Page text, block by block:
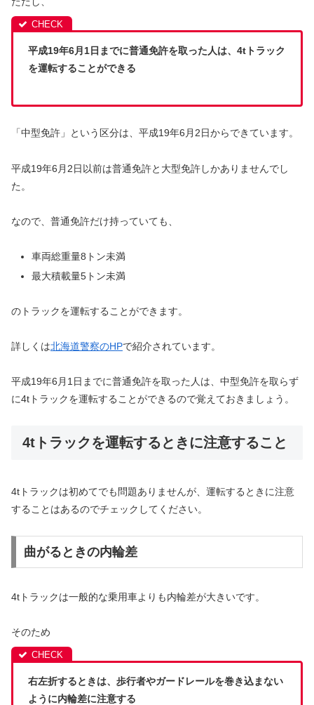
平成19年6月1日までに普通免許を取った人は、4tトラック
を運転することができる
「中型免許」という区分は、平成19年6月2日からできています。
平成19年6月2日以前は普通免許と大型免許しかありませんでし
た。
なので、普通免許だけ持っていても、
車両総重量8トン未満
最大積載量5トン未満
のトラックを運転することができます。
詳しくは北海道警察のHPで紹介されています。
平成19年6月1日までに普通免許を取った人は、中型免許を取らず
に4tトラックを運転することができるので覚えておきましょう。
4tトラックを運転するときに注意すること
4tトラックは初めてでも問題ありませんが、運転するときに注意
することはあるのでチェックしてください。
曲がるときの内輪差
4tトラックは一般的な乗用車よりも内輪差が大きいです。
そのため
右左折するときは、歩行者やガードレールを巻き込まない
ように内輪差に注意する